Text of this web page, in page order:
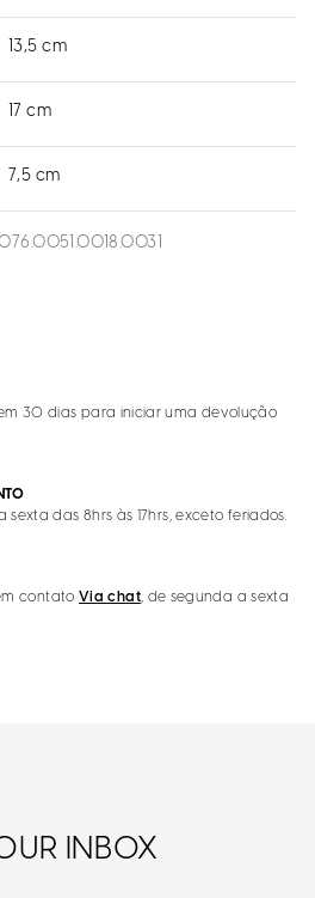
13,5 cm
17 cm
7,5 cm
30 dias para iniciar uma devolução
sexta das 8hrs às 17hrs, exceto feriados.
contato Via chat, de segunda a sexta
INBOX